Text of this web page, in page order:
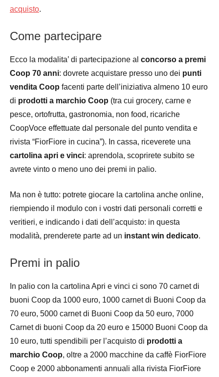
acquisto.
Come partecipare
Ecco la modalita’ di partecipazione al concorso a premi
Coop 70 anni: dovrete acquistare presso uno dei punti
vendita Coop facenti parte dell’iniziativa almeno 10 euro
di prodotti a marchio Coop (tra cui grocery, carne e
pesce, ortofrutta, gastronomia, non food, ricariche
CoopVoce effettuate dal personale del punto vendita e
rivista “FiorFiore in cucina”). In cassa, riceverete una
cartolina apri e vinci: aprendola, scoprirete subito se
avrete vinto o meno uno dei premi in palio.
Ma non è tutto: potrete giocare la cartolina anche online,
riempiendo il modulo con i vostri dati personali corretti e
veritieri, e indicando i dati dell’acquisto: in questa
modalità, prenderete parte ad un instant win dedicato.
Premi in palio
In palio con la cartolina Apri e vinci ci sono 70 carnet di
buoni Coop da 1000 euro, 1000 carnet di Buoni Coop da
70 euro, 5000 carnet di Buoni Coop da 50 euro, 7000
Carnet di buoni Coop da 20 euro e 15000 Buoni Coop da
10 euro, tutti spendibili per l’acquisto di prodotti a
marchio Coop, oltre a 2000 macchine da caffè FiorFiore
Coop e 2000 abbonamenti annuali alla rivista FiorFiore